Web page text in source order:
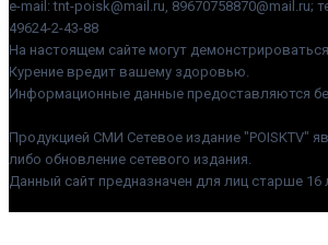
e-mail: tnt-poisk@mail.ru, 89670758870@mail.ru;
49624-2-43-88
На настоящем сайте могут
Курение вредит вашему здоровью.
Информационные данные предоставляются
Продукцией СМИ Сетевое издание "POISKTV"
либо обновление сетевого издания.
Данный сайт предназначен для лиц старше 16